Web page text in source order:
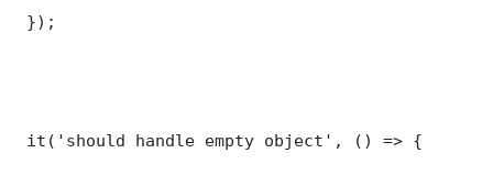
});
it('should handle empty object', () => {